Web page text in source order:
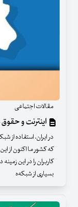
مقالات اجتماعی
اینترنت و
در ایران، استفاده
که کشور ما اکنون از
کاربران را در این
بسیاری از شبکه‌ه